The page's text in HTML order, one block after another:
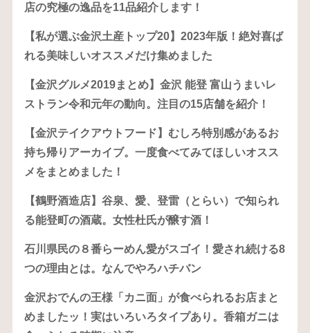
店の究極の逸品を11品紹介します！
【私が選ぶ金沢土産トップ20】2023年版！絶対喜ば
れる美味しいオススメだけ集めました
【金沢グルメ2019まとめ】金沢 能登 富山うまいレ
ストラン令和元年の動向。注目の15店舗を紹介！
【金沢テイクアウトフード】むしろ特別感があるお
持ち帰りアーカイブ。一度食べてみてほしいオスス
メをまとめました！
【鶴野酒造店】谷泉、愛、登雷（とらい）で知られ
る能登町の酒蔵。女性杜氏が醸す酒！
石川県民の８番らーめん愛がスゴイ！愛され続ける8
つの理由とは。なんでやろハチバン
金沢おでんの王様「カニ面」が食べられるお店まと
めましたッ！実はいろいろタイプあり。香箱ガニは